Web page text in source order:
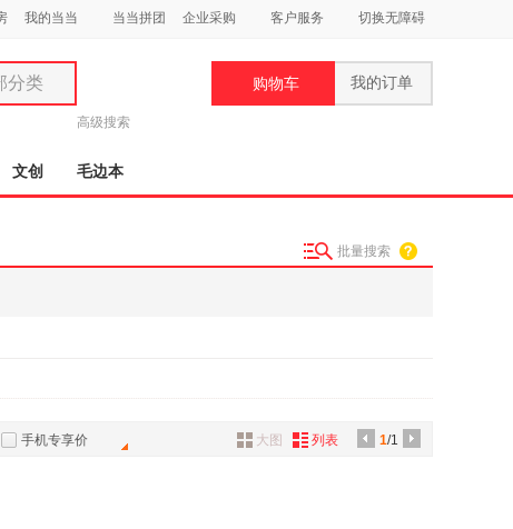
我的当当 当当拼团 企业采购 客户服务 切换无障碍
分类
类
饰
具
高级搜索
购物车 我的订单
文创 毛边本
批量搜索
手机专享价 1/1
大图 列表